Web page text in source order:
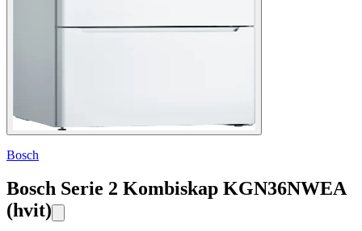
Bosch
Bosch Serie 2 Kombiskap KGN36NWEA
(hvit)